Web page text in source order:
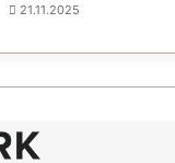
21.11.2025